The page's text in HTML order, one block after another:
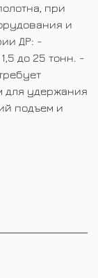
при
и
ДР: -
до 25 тонн. -
для удержания
подъем и